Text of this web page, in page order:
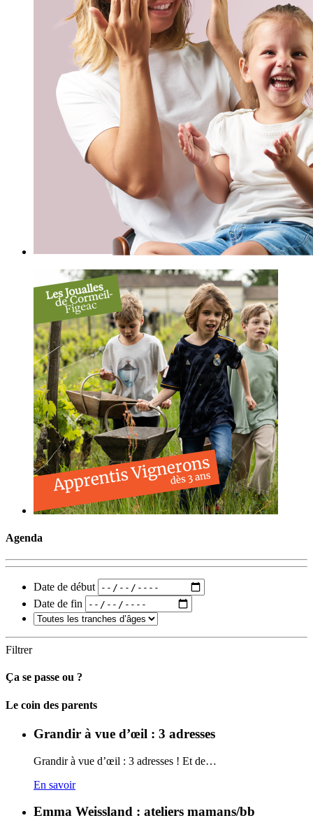
Agenda
Date de début
Date de fin
Filtrer
Ça se passe ou ?
Carto
Le coin des parents
Grandir à vue d’œil : 3 adresses
Grandir à vue d’œil : 3 adresses ! Et de…
En savoir
Emma Weissland : ateliers mamans/bb